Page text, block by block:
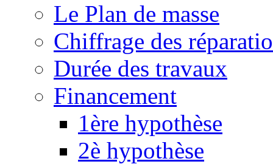
Le Plan de masse
Chiffrage des
Durée des travaux
Financement
1ère hypothèse
2è hypothèse